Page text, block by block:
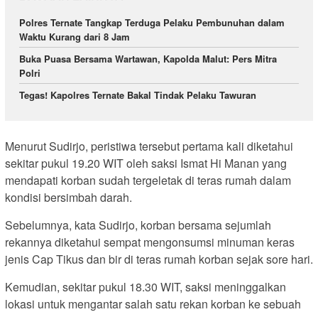
Polres Ternate Tangkap Terduga Pelaku Pembunuhan dalam
Waktu Kurang dari 8 Jam
Buka Puasa Bersama Wartawan, Kapolda Malut: Pers Mitra
Polri
Tegas! Kapolres Ternate Bakal Tindak Pelaku Tawuran
Menurut Sudirjo, peristiwa tersebut pertama kali diketahui
sekitar pukul 19.20 WIT oleh saksi Ismat Hi Manan yang
mendapati korban sudah tergeletak di teras rumah dalam
kondisi bersimbah darah.
Sebelumnya, kata Sudirjo, korban bersama sejumlah
rekannya diketahui sempat mengonsumsi minuman keras
jenis Cap Tikus dan bir di teras rumah korban sejak sore hari.
Kemudian, sekitar pukul 18.30 WIT, saksi meninggalkan
lokasi untuk mengantar salah satu rekan korban ke sebuah